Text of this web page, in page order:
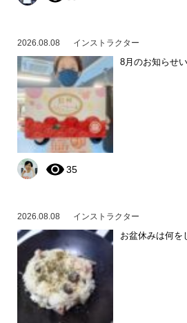
2026.08.08 インストラクター
8月のお知らせ
35
2026.08.08 インストラクター
お盆休みは何を